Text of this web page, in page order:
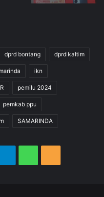
dprd bontang dprd kaltim
ikn
pemilu 2024
pemkab ppu
SAMARINDA